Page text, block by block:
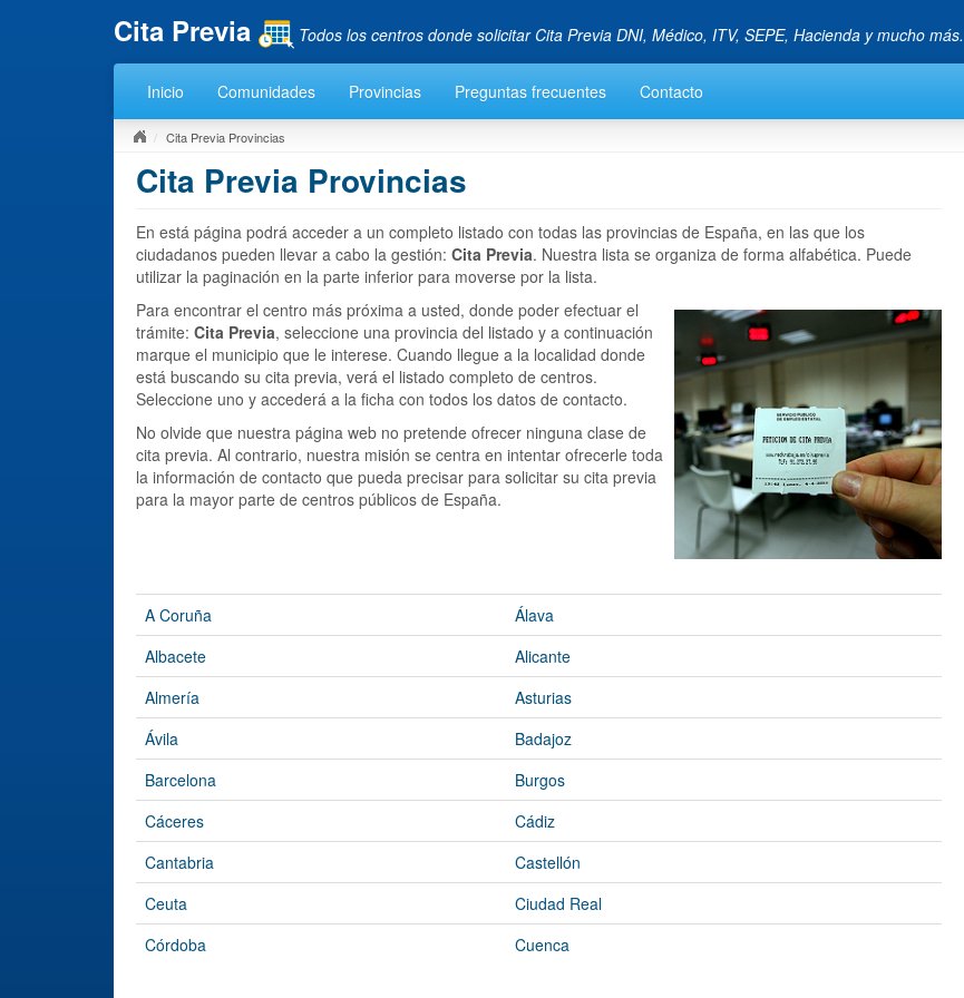
Cita Previa Todos los centros donde solicitar Cita Previa DNI, Médico, ITV, SEPE, Hacienda y mucho más.
Inicio Comunidades Provincias Preguntas frecuentes Contacto
Cita Previa Provincias
Cita Previa Provincias
En está página podrá acceder a un completo listado con todas las provincias de España, en las que los
ciudadanos pueden llevar a cabo la gestión: Cita Previa. Nuestra lista se organiza de forma alfabética. Puede
utilizar la paginación en la parte inferior para moverse por la lista.
Para encontrar el centro más próxima a usted, donde poder efectuar el
trámite: Cita Previa, seleccione una provincia del listado y a continuación
marque el municipio que le interese. Cuando llegue a la localidad donde
está buscando su cita previa, verá el listado completo de centros.
Seleccione uno y accederá a la ficha con todos los datos de contacto.
No olvide que nuestra página web no pretende ofrecer ninguna clase de
cita previa. Al contrario, nuestra misión se centra en intentar ofrecerle toda
la información de contacto que pueda precisar para solicitar su cita previa
para la mayor parte de centros públicos de España.
A Coruña
Álava
Albacete
Alicante
Almería
Asturias
Ávila
Badajoz
Barcelona
Burgos
Cáceres
Cádiz
Cantabria
Castellón
Ceuta
Ciudad Real
Córdoba
Cuenca